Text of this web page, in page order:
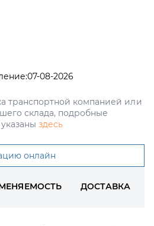
07-08-2026
транспортной компанией или
склада, подробные
здесь
онлайн
ДОСТАВКА